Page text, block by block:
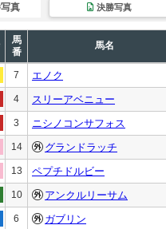
真 決勝写真
馬
番
馬名
7 エノク
4 スリーアベニュー
3 ニシノコンサフォス
14 グランドラッチ
13 ペプチドルビー
10 アンクルリーサム
6 ガブリン